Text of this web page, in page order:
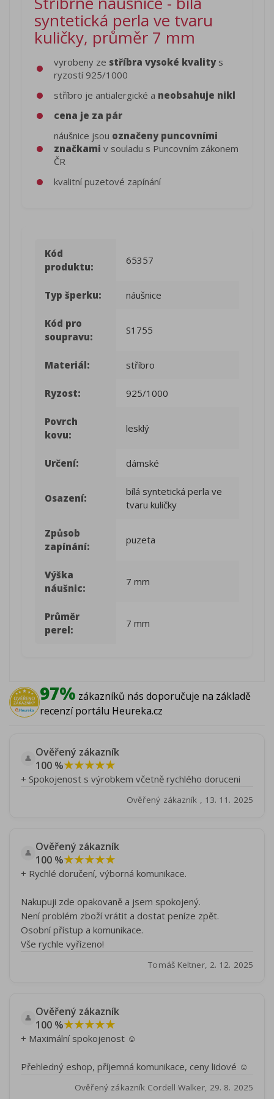
syntetická perla ve tvaru
kuličky, průměr 7 mm
vyrobeny ze stříbra vysoké kvalitys
ryzostí 925/1000
stříbro je antialergické a neobsahuje nikl
cena je za pár
náušnice jsou označeny puncovními
značkami v souladu s Puncovním zákonem
ČR
kvalitní puzetové zapínání
Kód
produktu:
65357
Typ šperku: náušnice
Kód pro
soupravu:
S1755
Materiál: stříbro
Ryzost: 925/1000
Povrch
kovu:
lesklý
Určení: dámské
Osazení:
bílá syntetická perla ve
tvaru kuličky
Způsob
zapínání:
puzeta
Výška
náušnic:
7 mm
Průměr
perel:
7 mm
97% zákazníků nás doporučuje na základě
recenzí portálu Heureka.cz
👤 Ověřený zákazník
100 %★★★★★
+ Spokojenost s výrobkem včetně rychlého doruceni
Ověřený zákazník , 13. 11. 2025
👤 Ověřený zákazník
100 %★★★★★
+ Rychlé doručení, výborná komunikace.
Nakupuji zde opakovaně a jsem spokojený.
Není problém zboží vrátit a dostat peníze zpět.
Osobní přístup a komunikace.
Vše rychle vyřízeno!
Tomáš Keltner, 2. 12. 2025
👤 Ověřený zákazník
100 %★★★★★
+ Maximální spokojenost ☺️
Přehledný eshop, příjemná komunikace, ceny lidové ☺️
Ověřený zákazník Cordell Walker, 29. 8. 2025